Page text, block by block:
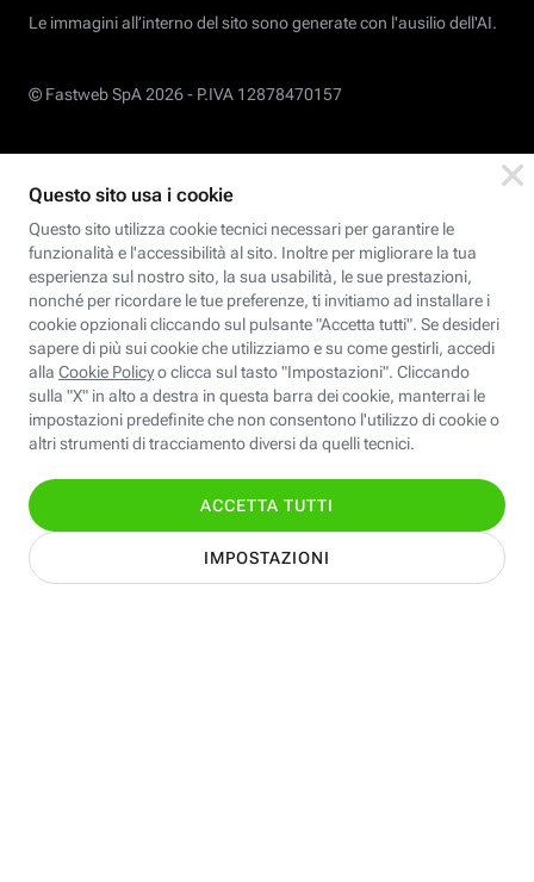
Le immagini all’interno del sito sono generate con l'ausilio dell'AI.
© Fastweb SpA 2026 - P.IVA 12878470157